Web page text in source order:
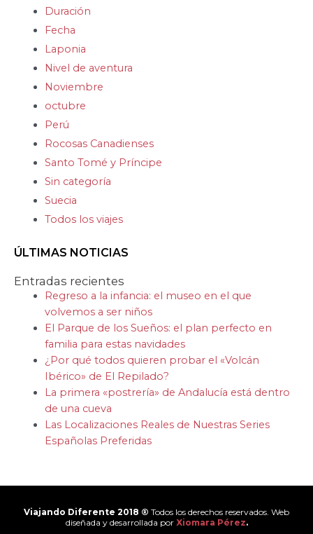
Duración
Fecha
Laponia
Nivel de aventura
Noviembre
octubre
Perú
Rocosas Canadienses
Santo Tomé y Príncipe
Sin categoría
Suecia
Todos los viajes
ÚLTIMAS NOTICIAS
Entradas recientes
Regreso a la infancia: el museo en el que
volvemos a ser niños
El Parque de los Sueños: el plan perfecto en
familia para estas navidades
¿Por qué todos quieren probar el «Volcán
Ibérico» de El Repilado?
La primera «postrería» de Andalucía está dentro
de una cueva
Las Localizaciones Reales de Nuestras Series
Españolas Preferidas
Viajando Diferente 2018 ® Todos los derechos reservados. Web
diseñada y desarrollada por Xiomara Pérez.